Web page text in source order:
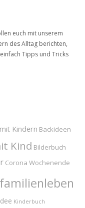
euch mit unserem
des Alltag berichten,
Tipps und Tricks
Kindern Backideen
Kind Bilderbuch
Corona Wochenende
familienleben
Kinderbuch